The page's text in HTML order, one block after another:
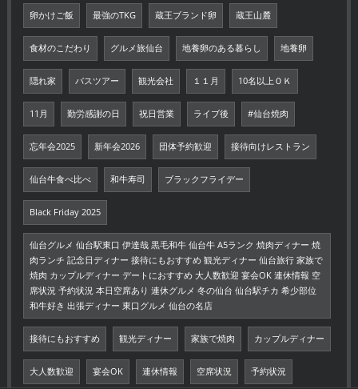
卵かけご飯 最強のTKG 蔵王ブランド卵 蔵王山麓
食材のこだわり グルメ旅仙台 地養卵のある暮らし 地養卵
隠れ家 バスツアー 観光会社 １１月 10名以上ＯＫ
11月 勤労感謝の日 祝日営業 ライブ後 #仙台焼肉
忘年会2025 新年会2026 団体予約歓迎 接待向けレストラン
仙台牛食べ比べ 和牛寿司 ブラックフライデー
Black Friday 2025
仙台グルメ 仙台駅東口 伊達哉 黒毛和牛 仙台牛 A5ランク 焼肉ディナー 焼
肉ランチ 記念日ディナー 接待にもおすすめ 観光ディナー 仙台旅行 家族で
焼肉 カップルディナー デートにおすすめ 大人数歓迎 宴会OK 連休情報 空
席状況 予約状況 本日空席あり 連休グルメ 冬の仙台 仙台駅チカ 希少部位
和牛好き 出張ディナー 東口グルメ 仙台の名店
接待にもおすすめ 観光ディナー 家族で焼肉 カップルディナー
大人数歓迎 宴会OK 連休情報 空席状況 予約状況